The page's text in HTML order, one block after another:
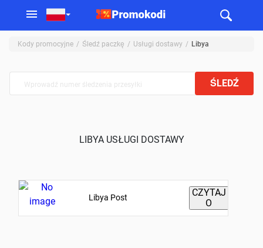
Kody promocyjne Śledź paczkę Usługi dostawy Libya
ŚLEDŹ
LIBYA USŁUGI DOSTAWY
Libya Post
CZYTAJ
O